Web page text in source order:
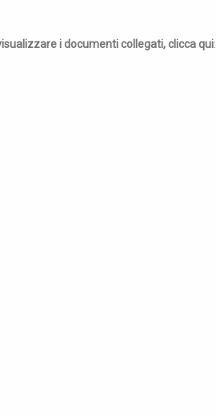
i documenti collegati, clicca qui: